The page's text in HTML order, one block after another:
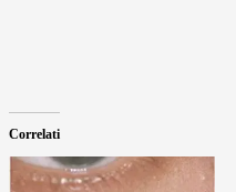
Correlati